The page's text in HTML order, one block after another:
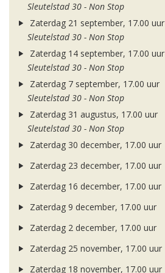
Sleutelstad 30 - Non Stop
Zaterdag 21 september, 17.00 uur
Sleutelstad 30 - Non Stop
Zaterdag 14 september, 17.00 uur
Sleutelstad 30 - Non Stop
Zaterdag 7 september, 17.00 uur
Sleutelstad 30 - Non Stop
Zaterdag 31 augustus, 17.00 uur
Sleutelstad 30 - Non Stop
Zaterdag 30 december, 17.00 uur
Zaterdag 23 december, 17.00 uur
Zaterdag 16 december, 17.00 uur
Zaterdag 9 december, 17.00 uur
Zaterdag 2 december, 17.00 uur
Zaterdag 25 november, 17.00 uur
Zaterdag 18 november, 17.00 uur